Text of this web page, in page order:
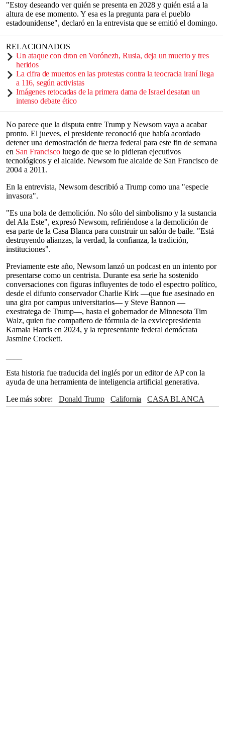
"Estoy deseando ver quién se presenta en 2028 y quién está a la
altura de ese momento. Y esa es la pregunta para el pueblo
estadounidense", declaró en la entrevista que se emitió el domingo.
RELACIONADOS
Un ataque con dron en Vorónezh, Rusia, deja un muerto y tres
heridos
La cifra de muertos en las protestas contra la teocracia iraní llega
a 116, según activistas
Imágenes retocadas de la primera dama de Israel desatan un
intenso debate ético
No parece que la disputa entre Trump y Newsom vaya a acabar
pronto. El jueves, el presidente reconoció que había acordado
detener una demostración de fuerza federal para este fin de semana
en San Francisco luego de que se lo pidieran ejecutivos
tecnológicos y el alcalde. Newsom fue alcalde de San Francisco de
2004 a 2011.
En la entrevista, Newsom describió a Trump como una "especie
invasora".
"Es una bola de demolición. No sólo del simbolismo y la sustancia
del Ala Este", expresó Newsom, refiriéndose a la demolición de
esa parte de la Casa Blanca para construir un salón de baile. "Está
destruyendo alianzas, la verdad, la confianza, la tradición,
instituciones".
Previamente este año, Newsom lanzó un podcast en un intento por
presentarse como un centrista. Durante esa serie ha sostenido
conversaciones con figuras influyentes de todo el espectro político,
desde el difunto conservador Charlie Kirk —que fue asesinado en
una gira por campus universitarios— y Steve Bannon —
exestratega de Trump—, hasta el gobernador de Minnesota Tim
Walz, quien fue compañero de fórmula de la exvicepresidenta
Kamala Harris en 2024, y la representante federal demócrata
Jasmine Crockett.
Esta historia fue traducida del inglés por un editor de AP con la
ayuda de una herramienta de inteligencia artificial generativa.
Lee más sobre
Donald Trump California
CASA BLANCA